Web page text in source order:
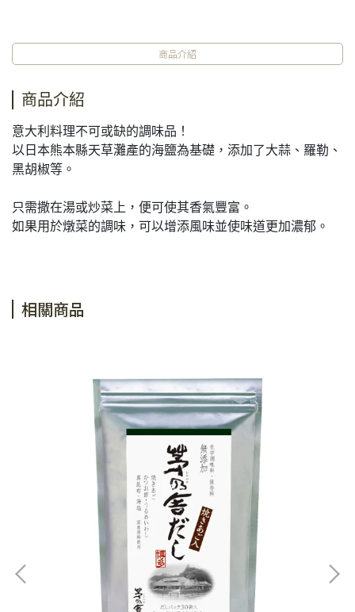
商品介紹
商品介紹
意大利料理不可或缺的調味品！
以日本熊本縣天草灘產的海鹽為基礎，添加了大蒜、羅勒、
黑胡椒等。
只需撒在湯或炒菜上，便可使其香氣豐富。
如果用於燉菜的調味，可以增添風味並使味道更加濃郁。
相關商品